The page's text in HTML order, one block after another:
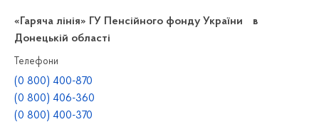
«Гаряча лінія» ГУ Пенсійного фонду України в
Донецькій області
Телефони
(0 800) 400-870
(0 800) 406-360
(0 800) 400-370